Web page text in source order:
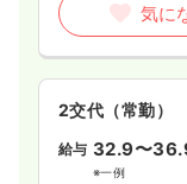
気に
2交代（常勤）
給与 32.9〜
※一例